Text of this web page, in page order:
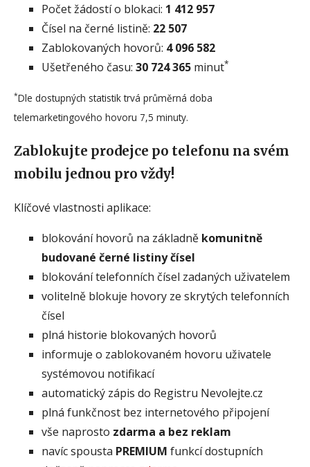
Počet žádostí o blokaci: 1 412 957
Čísel na černé listině: 22 507
Zablokovaných hovorů: 4 096 582
Ušetřeného času: 30 724 365 minut*
*Dle dostupných statistik trvá průměrná doba
telemarketingového hovoru 7,5 minuty.
Zablokujte prodejce po telefonu na svém
mobilu jednou pro vždy!
Klíčové vlastnosti aplikace:
blokování hovorů na základně komunitně
budované černé listiny čísel
blokování telefonních čísel zadaných uživatelem
volitelně blokuje hovory ze skrytých telefonních
čísel
plná historie blokovaných hovorů
informuje o zablokovaném hovoru uživatele
systémovou notifikací
automatický zápis do Registru Nevolejte.cz
plná funkčnost bez internetového připojení
vše naprosto zdarma a bez reklam
navíc spousta PREMIUM funkcí dostupních